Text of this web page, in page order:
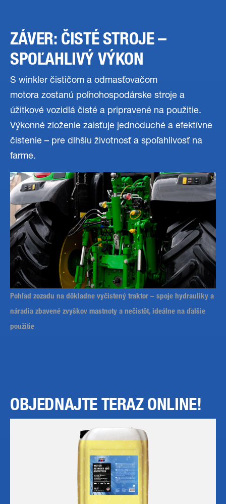
ZÁVER: ČISTÉ STROJE –
SPOĽAHLIVÝ VÝKON
S winkler čističom a odmasťovačom
motora zostanú poľnohospodárske stroje a
úžitkové vozidlá čisté a pripravené na použitie.
Výkonné zloženie zaisťuje jednoduché a efektívne
čistenie – pre dlhšiu životnosť a spoľahlivosť na
farme.
Pohľad zozadu na dôkladne vyčistený traktor – spoje hydrauliky a
náradia zbavené zvyškov mastnoty a nečistôt, ideálne na ďalšie
použitie
OBJEDNAJTE TERAZ ONLINE!